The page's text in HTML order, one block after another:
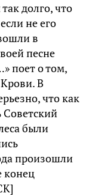
долго, что
не его
в
песне
поет о том,
В
что как
Советский
были
произошли
конец